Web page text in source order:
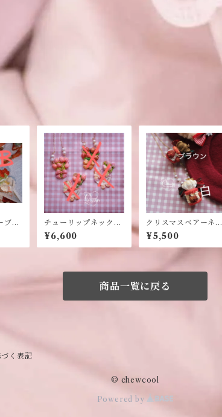
ブロ
チューリップネックレ
ス
¥6,600
クリスマスベアーネッ
クレス
¥5,500
商品一覧に戻る
く表記
© chewcool
Powered by